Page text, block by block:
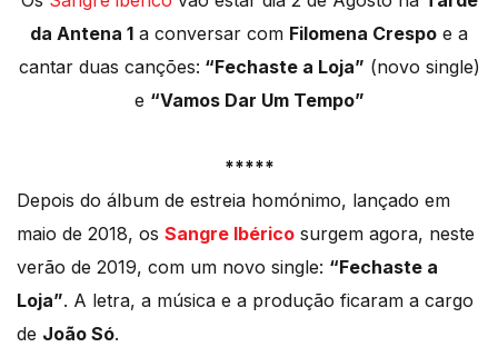
da Antena 1 a conversar com Filomena Crespo e a
cantar duas canções: “Fechaste a Loja” (novo single)
e “Vamos Dar Um Tempo”
*****
Depois do álbum de estreia homónimo, lançado em
maio de 2018, os Sangre Ibérico surgem agora, neste
verão de 2019, com um novo single: “Fechaste a
Loja”. A letra, a música e a produção ficaram a cargo
de João Só.